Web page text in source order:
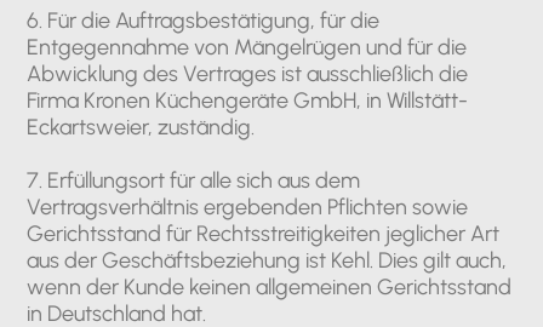
6. Für die Auftragsbestätigung, für die
Entgegennahme von Mängelrügen und für die
Abwicklung des Vertrages ist ausschließlich die
Firma Kronen Küchengeräte GmbH, in Willstätt-
Eckartsweier, zuständig.
7. Erfüllungsort für alle sich aus dem
Vertragsverhältnis ergebenden Pflichten sowie
Gerichtsstand für Rechtsstreitigkeiten jeglicher Art
aus der Geschäftsbeziehung ist Kehl. Dies gilt auch,
wenn der Kunde keinen allgemeinen Gerichtsstand
in Deutschland hat.